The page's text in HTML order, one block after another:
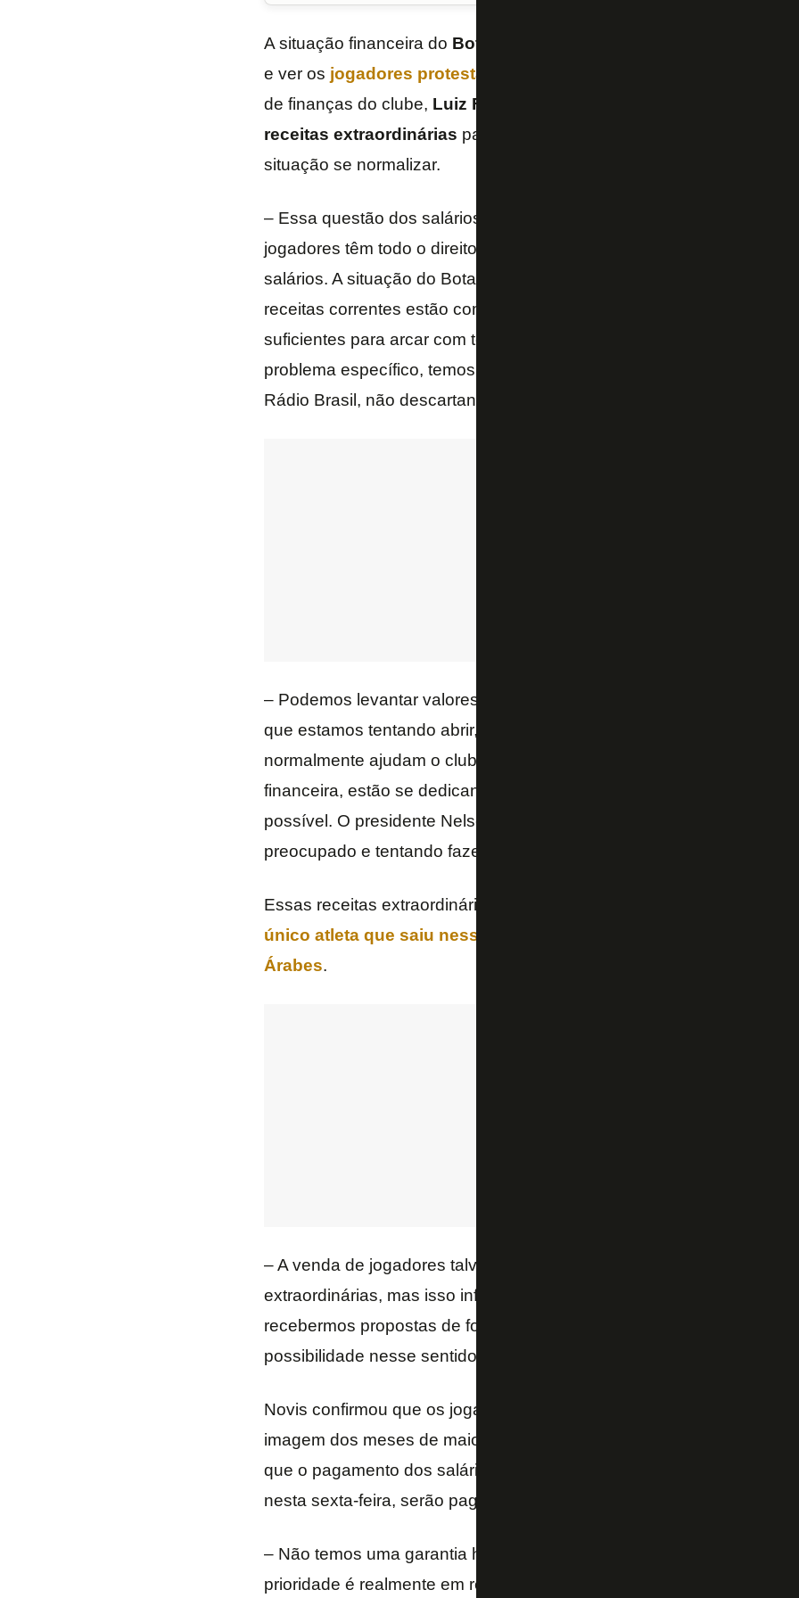
A situação financeira do Botafogo
e ver os jogadores protestarem por conta dos atrasos no salário
de finanças do clube, Luiz Felipe Novis
receitas extraordinárias para quitar as pendências, não havendo
situação se normalizar.
– Essa questão dos salários é extremamente urgente e prioritária
jogadores têm todo o direito de protestar, são funcionários e
salários. A situação do Botafogo, como de outros clubes aqui do Rio,
receitas correntes estão com uma certa dificuldade de serem
suficientes para arcar com todos os nossos compromissos. Para
problema específico, temos que procurar receitas extraordinárias –
Rádio Brasil, não descartando novos empréstimos:
– Podemos levantar valores através de empréstimos, enfim, há uma
que estamos tentando abrir, com os nossos parceiros, com as
normalmente ajudam o clube. Podem ficar tranquilos que toda a
financeira, estão se dedicando o máximo possível para resolver isso
possível. O presidente Nelson (Mufarrej) é um homem sério,
preocupado e tentando fazer o máximo possível.
Essas receitas extraordinárias podem vir da venda de jogadores,
único atleta que saiu nessa janela foi o zagueiro Gláuber, para
Árabes.
– A venda de jogadores talvez seja a nossa maior possibilidade de
extraordinárias, mas isso infelizmente não depende só do clube,
recebermos propostas de fora. Estamos no aguardo, estamos
possibilidade nesse sentido – ressaltou o dirigente.
Novis confirmou que os jogadores estão com os salários referentes
imagem dos meses de maio e junho atrasados e afirmou não ter
que o pagamento dos salários dos funcionários referentes ao mês
nesta sexta-feira, serão pagos até esta data.
– Não temos uma garantia hoje de poder cumprir esse pagamento
prioridade é realmente em relação aos jogadores, que estão mais